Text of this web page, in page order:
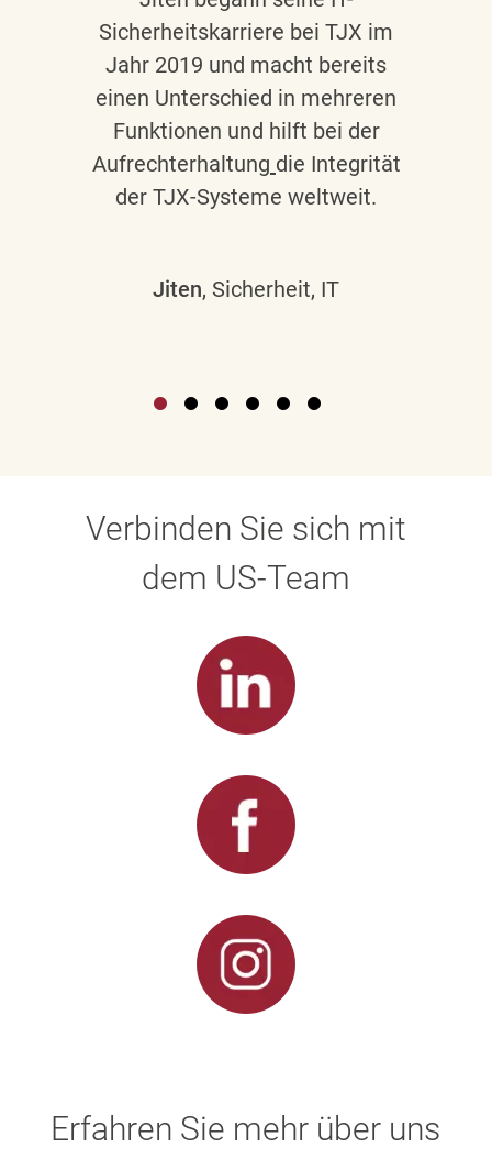
Sicherheitskarriere bei TJX im
Jahr 2019 und macht bereits
einen Unterschied in mehreren
Funktionen und hilft bei der
Aufrechterhaltung die Integrität
der TJX-Systeme weltweit.
Jiten, Sicherheit, IT
Verbinden Sie sich mit
dem US-Team
Erfahren Sie mehr über uns